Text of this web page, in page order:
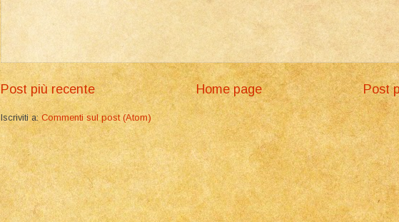
Post più recente Post
Home page
Iscriviti a: Commenti sul post (Atom)